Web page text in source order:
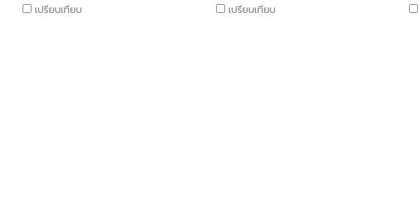
เปรียบเทียบ
เปรียบเทียบ